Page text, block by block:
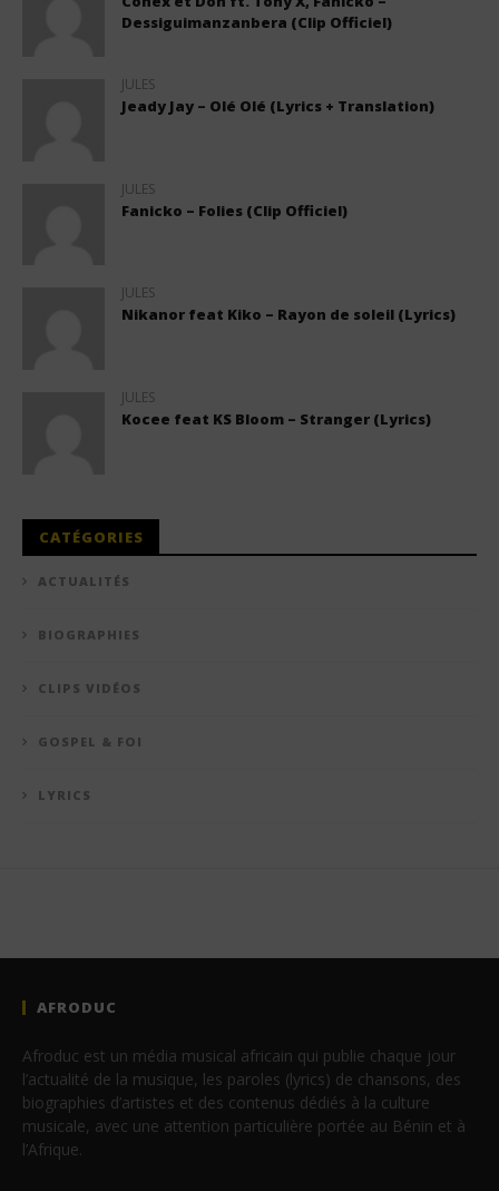
Dessiguimanzanbera (Clip Officiel)
JULES
Jeady Jay – Olé Olé (Lyrics + Translation)
JULES
Fanicko – Folies (Clip Officiel)
JULES
Nikanor feat Kiko – Rayon de soleil (Lyrics)
JULES
Kocee feat KS Bloom – Stranger (Lyrics)
CATÉGORIES
ACTUALITÉS
BIOGRAPHIES
CLIPS VIDÉOS
GOSPEL & FOI
LYRICS
AFRODUC
Afroduc est un média musical africain qui publie chaque jour
l’actualité de la musique, les paroles (lyrics) de chansons, des
biographies d’artistes et des contenus dédiés à la culture
musicale, avec une attention particulière portée au Bénin et à
l’Afrique.